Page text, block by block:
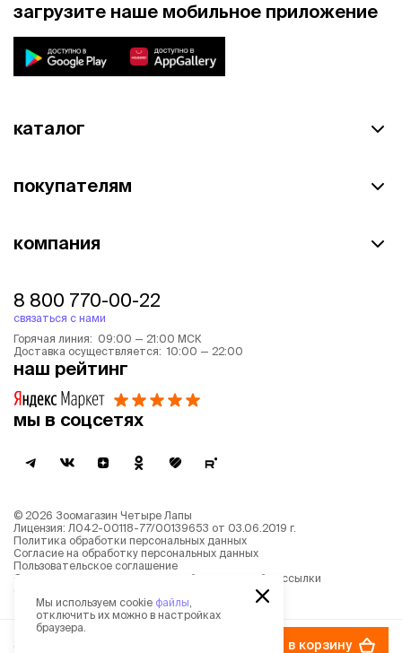
349 ₽ в корзину
загрузите наше мобильное приложение
каталог
покупателям
компания
8 800 770-00-22
связаться с нами
Горячая линия: 09:00 — 21:00 МСК
Доставка осуществляется: 10:00 — 22:00
наш рейтинг
мы в соцсетях
© 2026 Зоомагазин Четыре Лапы
Лицензия: Л042-00118-77/00139653 от 03.06.2019 г.
Политика обработки персональных данных
Согласие на обработку персональных данных
Пользовательское соглашение
Согласие на получение новостной и рекламной рассылки
Описание рекомендательных алгоритмов
Мы используем cookie файлы
отключить их можно в настройках
браузера.